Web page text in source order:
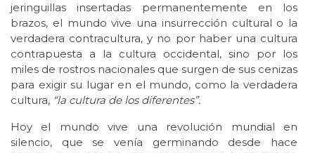
jeringuillas insertadas permanentemente en los
brazos, el mundo vive una insurrección cultural o la
verdadera contracultura, y no por haber una cultura
contrapuesta a la cultura occidental, sino por los
miles de rostros nacionales que surgen de sus cenizas
para exigir su lugar en el mundo, como la verdadera
cultura, “la cultura de los diferentes”.
Hoy el mundo vive una revolución mundial en
silencio, que se venía germinando desde hace